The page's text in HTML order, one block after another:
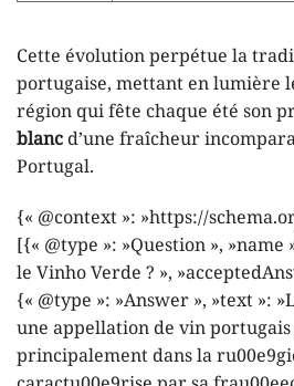
Cette évolution perpétue la
portugaise, mettant en lumière
région qui fête chaque été son
blancd’une fraîcheur
Portugal.
{« @context »: »https://
[{« @type »: »Question », »name
le Vinho Verde ? »,
{« @type »: »Answer », »text »:
une appellation de vin
principalement dans la